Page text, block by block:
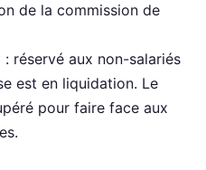
de la commission de
: réservé aux non-salariés
est en liquidation. Le
pour faire face aux